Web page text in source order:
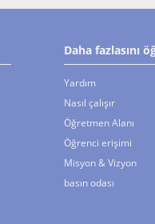
Daha fazlasını
Yardım
Nasıl çalışır
Öğretmen Alanı
Öğrenci erişimi
Misyon & Vizyon
basın odası